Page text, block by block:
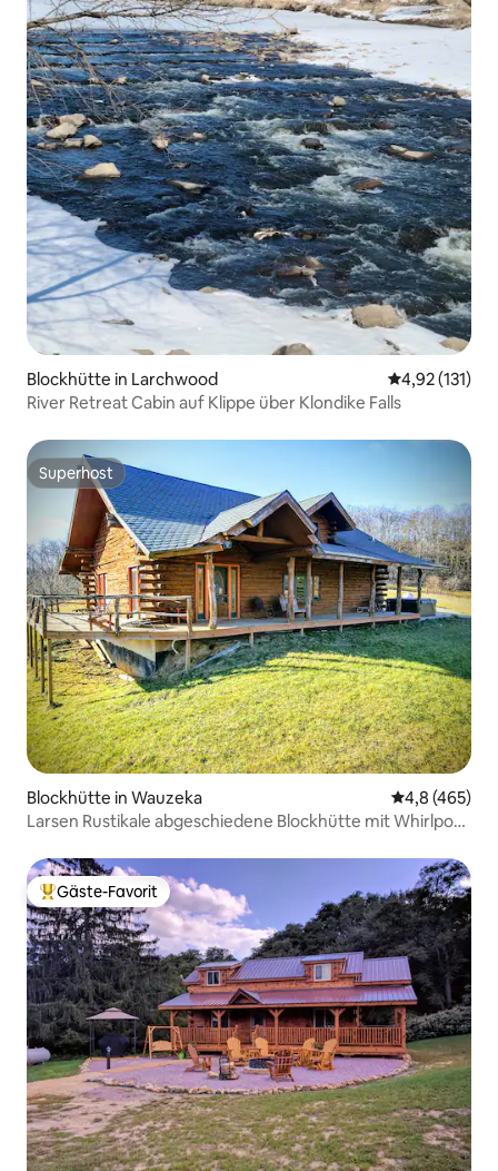
Blockhütte in Larchwood
4,92 (131)
River Retreat Cabin auf Klippe über Klondike Falls
Superhost
Superhost
Blockhütte in Wauzeka
4,8 (465)
Larsen Rustikale abgeschiedene Blockhütte mit Whirlpool
Beliebter Gäste-Favorit.
Gäste-Favorit